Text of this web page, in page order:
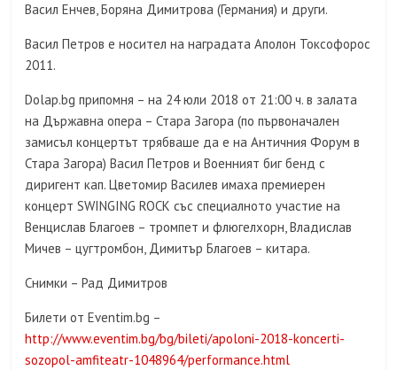
Васил Енчев, Боряна Димитрова (Германия) и други.
Васил Петров е носител на наградата Аполон Токсофорос
2011.
Dolap.bg припомня – на 24 юли 2018 от 21:00 ч. в залата
на Държавна опера – Стара Загора (по първоначален
замисъл концертът трябваше да е на Античния Форум в
Стара Загора) Васил Петров и Военният биг бенд с
диригент кап. Цветомир Василев имаха премиерен
концерт SWINGING ROCK със специалното участие на
Венцислав Благоев – тромпет и флюгелхорн, Владислав
Мичев – цугтромбон, Димитър Благоев – китара.
Снимки – Рад Димитров
Билети от Eventim.bg –
http://www.eventim.bg/bg/bileti/apoloni-2018-koncerti-
sozopol-amfiteatr-1048964/performance.html